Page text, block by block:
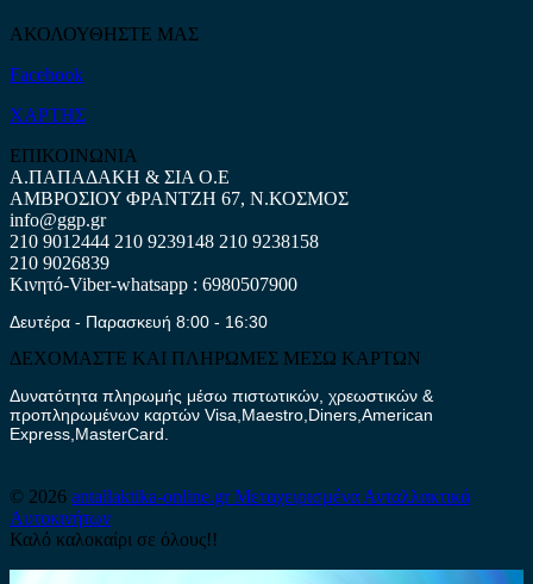
ΑΚΟΛΟΥΘΗΣΤΕ ΜΑΣ
Facebook
ΧΑΡΤΗΣ
ΕΠΙΚΟΙΝΩΝΙΑ
Α.ΠΑΠΑΔΑΚΗ & ΣΙΑ Ο.Ε
ΑΜΒΡΟΣΙΟΥ ΦΡΑΝΤΖΗ 67, Ν.ΚΟΣΜΟΣ
info@ggp.gr
210 9012444 210 9239148 210 9238158
210 9026839
Κινητό-Viber-whatsapp : 6980507900
Δευτέρα - Παρασκευή 8:00 - 16:30
ΔΕΧΟΜΑΣΤΕ ΚΑΙ ΠΛΗΡΩΜΕΣ ΜΕΣΩ ΚΑΡΤΩΝ
Δυνατότητα πληρωμής μέσω πιστωτικών, χρεωστικών &
προπληρωμένων καρτών Visa,Maestro,Diners,American
Express,MasterCard.
© 2026 antallaktika-online.grΜεταχειρισμένα Ανταλλακτικά
Αυτοκινήτων
Καλό καλοκαίρι σε όλους!!